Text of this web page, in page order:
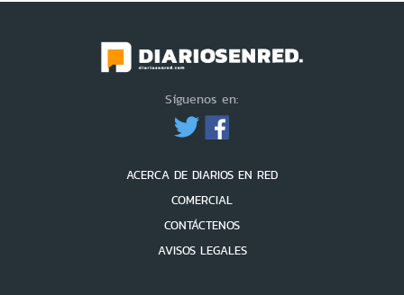
Síguenos en:
ACERCA DE DIARIOS EN RED
COMERCIAL
CONTÁCTENOS
AVISOS LEGALES